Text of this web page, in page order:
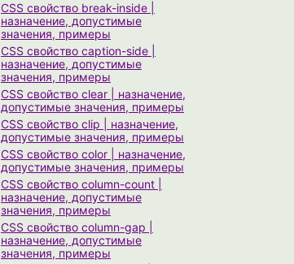
CSS свойство break-inside |
назначение, допустимые
значения, примеры
CSS свойство caption-side |
назначение, допустимые
значения, примеры
CSS свойство clear | назначение,
допустимые значения, примеры
CSS свойство clip | назначение,
допустимые значения, примеры
CSS свойство color | назначение,
допустимые значения, примеры
CSS свойство column-count |
назначение, допустимые
значения, примеры
CSS свойство column-gap |
назначение, допустимые
значения, примеры